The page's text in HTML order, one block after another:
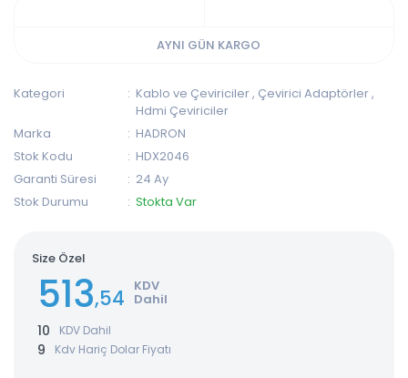
AYNI GÜN KARGO
Kategori Kablo ve Çeviriciler, Çevirici Adaptörler,
Hdmi Çeviriciler
Marka
HADRON
Stok Kodu
HDX2046
Garanti Süresi
24 Ay
Stok Durumu
Stokta Var
Size Özel
513,54 KDV
Dahil
10 KDV Dahil
9 Kdv Hariç Dolar Fiyatı